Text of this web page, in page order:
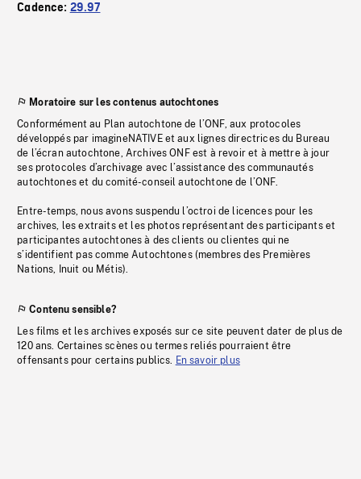
Cadence: 29.97
Moratoire sur les contenus autochtones
Conformément au Plan autochtone de l’ONF, aux protocoles
développés par imagineNATIVE et aux lignes directrices du Bureau
de l’écran autochtone, Archives ONF est à revoir et à mettre à jour
ses protocoles d’archivage avec l’assistance des communautés
autochtones et du comité-conseil autochtone de l’ONF.
Entre-temps, nous avons suspendu l’octroi de licences pour les
archives, les extraits et les photos représentant des participants et
participantes autochtones à des clients ou clientes qui ne
s’identifient pas comme Autochtones (membres des Premières
Nations, Inuit ou Métis).
Contenu sensible?
Les films et les archives exposés sur ce site peuvent dater de plus de
120 ans. Certaines scènes ou termes reliés pourraient être
offensants pour certains publics. En savoir plus